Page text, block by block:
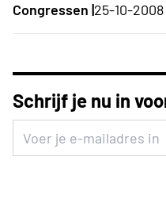
Congressen |25-10-2008
Schrijf je nu in